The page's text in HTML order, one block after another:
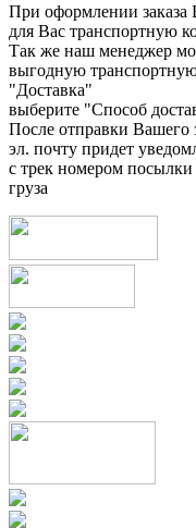
При оформлении
для Вас транспортную
Так же наш менеджер
выгодную
"Доставка"
выберите "Способ
После отправки Вашего
эл. почту придет
с трек номером
груза